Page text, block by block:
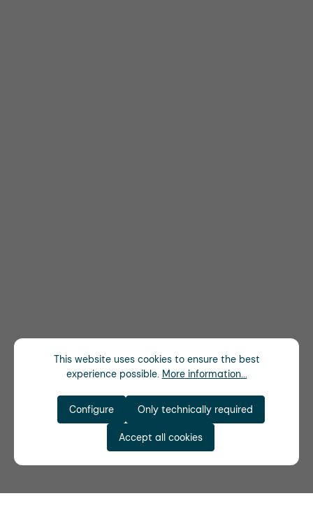
This website uses cookies to ensure the best
experience possible. More information...
Only technically required
Configure
Accept all cookies